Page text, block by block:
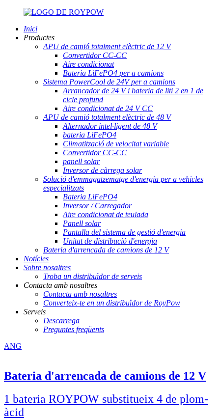
Inici
Productes
APU de camió totalment elèctric de 12 V
Convertidor CC-CC
Aire condicionat
Bateria LiFePO4 per a camions
Sistema PowerCool de 24V per a camions
Arrancador de 24 V i bateria de liti 2 en 1 de
cicle profund
Aire condicionat de 24 V CC
APU de camió totalment elèctric de 48 V
Alternador intel·ligent de 48 V
bateria LiFePO4
Climatització de velocitat variable
Convertidor CC-CC
panell solar
Inversor de càrrega solar
Solució d'emmagatzematge d'energia per a vehicles
especialitzats
Bateria LiFePO4
Inversor / Carregador
Aire condicionat de teulada
Panell solar
Pantalla del sistema de gestió d'energia
Unitat de distribució d'energia
Bateria d'arrencada de camions de 12 V
Notícies
Sobre nosaltres
Troba un distribuïdor de serveis
Contacta amb nosaltres
Contacta amb nosaltres
Converteix-te en un distribuïdor de RoyPow
Serveis
Descarrega
Preguntes freqüents
ANG
Bateria d'arrencada de camions de 12 V
1 bateria ROYPOW substitueix 4 de plom-
àcid